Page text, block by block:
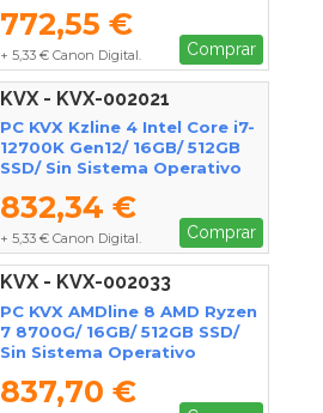
772,55 €
+ 5,33 € Canon Digital. Comprar
KVX - KVX-002021
PC KVX Kzline 4 Intel Core i7-
12700K Gen12/ 16GB/ 512GB
SSD/ Sin Sistema Operativo
832,34 €
+ 5,33 € Canon Digital. Comprar
KVX - KVX-002033
PC KVX AMDline 8 AMD Ryzen
7 8700G/ 16GB/ 512GB SSD/
Sin Sistema Operativo
837,70 €